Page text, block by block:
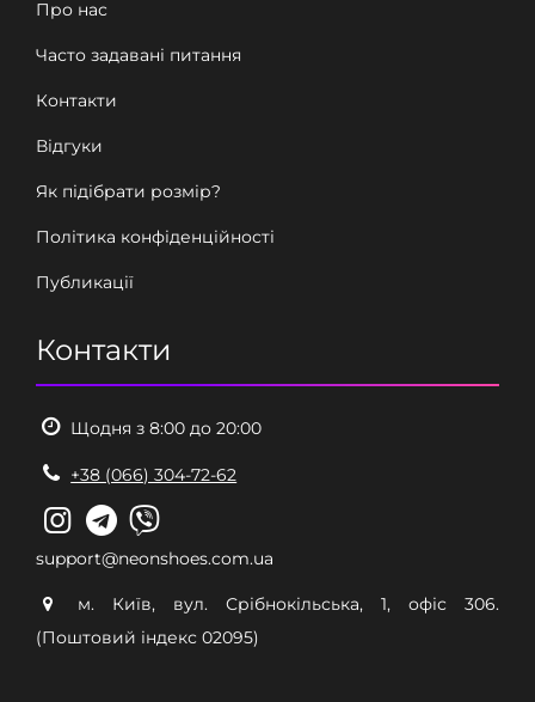
Про нас
Часто задавані питання
Контакти
Відгуки
Як підібрати розмір?
Політика конфіденційності
Публикації
Контакти
Щодня з 8:00 до 20:00
+38 (066) 304-72-62
support@neonshoes.com.ua
м. Київ, вул. Срібнокільська, 1, офіс 306.
(Поштовий індекс 02095)